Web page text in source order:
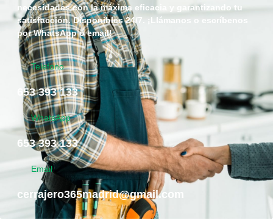
necesidades con la máxima eficacia y garantizando tu
satisfacción. Disponibles 24/7. ¡Llámanos o escríbenos
por WhatsApp o email!
Telefono
653 393 133
WhatsApp
653 393 133
Email
cerrajero365madrid@gmail.com